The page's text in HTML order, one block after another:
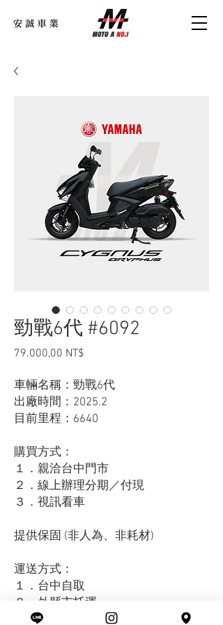
勁戰6代 #6092
79.000,00 NT$
車輛名稱：勁戰6代
出廠時間：2025.2
目前里程：6640
購買方式：
１．親洽台中門市
２．線上辦理分期／付現
３．視訊看車
提供保固 (非人為、非耗材)
運送方式：
１．台中自取
２．外縣市托運